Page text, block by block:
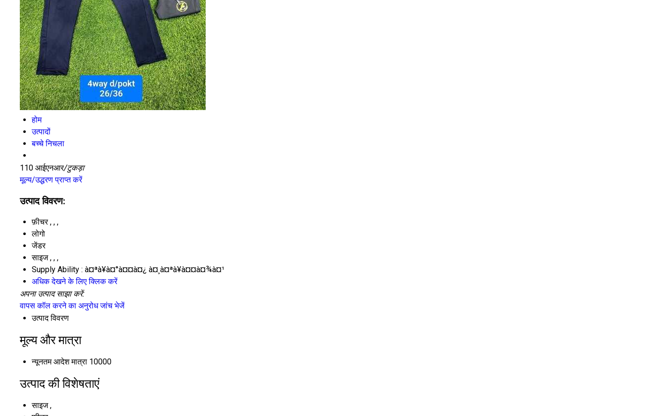
होम
उत्पादों
बच्चे निचला
110 आईएनआर/टुकड़ा
मूल्य/उद्धरण प्राप्त करें
उत्पाद विवरण:
फ़ीचर , , ,
लोगो
जेंडर
साइज , , ,
Supply Ability : à¤ªà¥à¤°à¤¤à¤¿ à¤¸à¤ªà¥à¤¤à¤¾à¤¹
अधिक देखने के लिए क्लिक करें
अपना उत्पाद साझा करें:
वापस कॉल करने का अनुरोध जांच भेजें
उत्पाद विवरण
मूल्य और मात्रा
न्यूनतम आदेश मात्रा 10000
उत्पाद की विशेषताएं
साइज ,